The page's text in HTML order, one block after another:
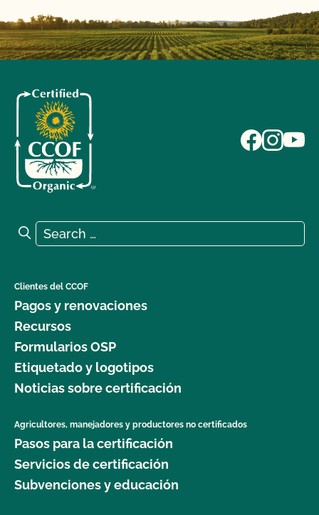
Search for:
Search
Clientes del CCOF
Pagos y renovaciones
Recursos
Formularios OSP
Etiquetado y logotipos
Noticias sobre certificación
Agricultores, manejadores y productores no certificados
Pasos para la certificación
Servicios de certificación
Subvenciones y educación